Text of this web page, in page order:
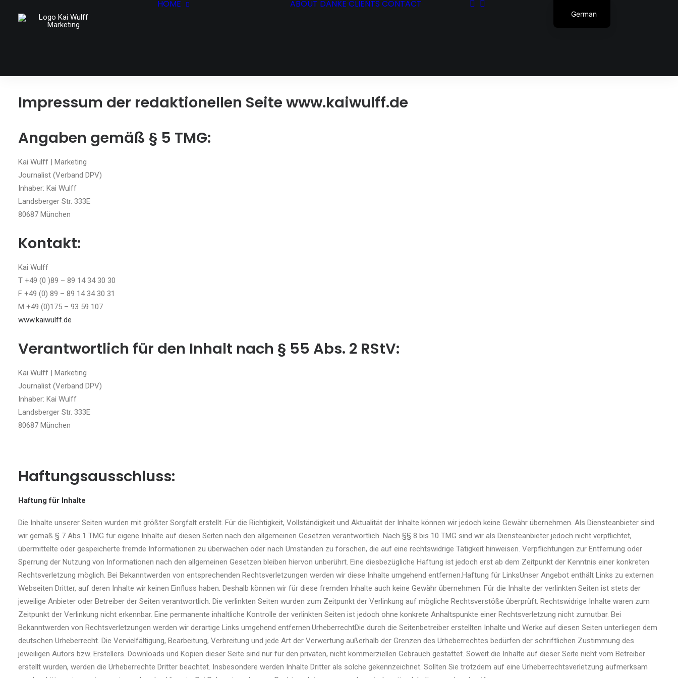
HOME ABOUT DANKE CLIENTS CONTACT
Impressum der redaktionellen Seite www.kaiwulff.de
Angaben gemäß § 5 TMG:
Kai Wulff | Marketing
Journalist (Verband DPV)
Inhaber: Kai Wulff
Landsberger Str. 333E
80687 München
Kontakt:
Kai Wulff
T +49 (0 )89 – 89 14 34 30 30
F +49 (0) 89 – 89 14 34 30 31
M +49 (0)175 – 93 59 107
www.kaiwulff.de
Verantwortlich für den Inhalt nach § 55 Abs. 2 RStV:
Kai Wulff | Marketing
Journalist (Verband DPV)
Inhaber: Kai Wulff
Landsberger Str. 333E
80687 München
Haftungsausschluss:
Haftung für Inhalte
Die Inhalte unserer Seiten wurden mit größter Sorgfalt erstellt. Für die Richtigkeit, Vollständigkeit und Aktualität der Inhalte können wir jedoch keine Gewähr übernehmen. Als Diensteanbieter sind
wir gemäß § 7 Abs.1 TMG für eigene Inhalte auf diesen Seiten nach den allgemeinen Gesetzen verantwortlich. Nach §§ 8 bis 10 TMG sind wir als Diensteanbieter jedoch nicht verpflichtet,
übermittelte oder gespeicherte fremde Informationen zu überwachen oder nach Umständen zu forschen, die auf eine rechtswidrige Tätigkeit hinweisen. Verpflichtungen zur Entfernung oder
Sperrung der Nutzung von Informationen nach den allgemeinen Gesetzen bleiben hiervon unberührt. Eine diesbezügliche Haftung ist jedoch erst ab dem Zeitpunkt der Kenntnis einer konkreten
Rechtsverletzung möglich. Bei Bekanntwerden von entsprechenden Rechtsverletzungen werden wir diese Inhalte umgehend entfernen.Haftung für LinksUnser Angebot enthält Links zu externen
Webseiten Dritter, auf deren Inhalte wir keinen Einfluss haben. Deshalb können wir für diese fremden Inhalte auch keine Gewähr übernehmen. Für die Inhalte der verlinkten Seiten ist stets der
jeweilige Anbieter oder Betreiber der Seiten verantwortlich. Die verlinkten Seiten wurden zum Zeitpunkt der Verlinkung auf mögliche Rechtsverstöße überprüft. Rechtswidrige Inhalte waren zum
Zeitpunkt der Verlinkung nicht erkennbar. Eine permanente inhaltliche Kontrolle der verlinkten Seiten ist jedoch ohne konkrete Anhaltspunkte einer Rechtsverletzung nicht zumutbar. Bei
Bekanntwerden von Rechtsverletzungen werden wir derartige Links umgehend entfernen.UrheberrechtDie durch die Seitenbetreiber erstellten Inhalte und Werke auf diesen Seiten unterliegen dem
deutschen Urheberrecht. Die Vervielfältigung, Bearbeitung, Verbreitung und jede Art der Verwertung außerhalb der Grenzen des Urheberrechtes bedürfen der schriftlichen Zustimmung des
jeweiligen Autors bzw. Erstellers. Downloads und Kopien dieser Seite sind nur für den privaten, nicht kommerziellen Gebrauch gestattet. Soweit die Inhalte auf dieser Seite nicht vom Betreiber
erstellt wurden, werden die Urheberrechte Dritter beachtet. Insbesondere werden Inhalte Dritter als solche gekennzeichnet. Sollten Sie trotzdem auf eine Urheberrechtsverletzung aufmerksam
German